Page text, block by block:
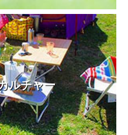
ルチャー